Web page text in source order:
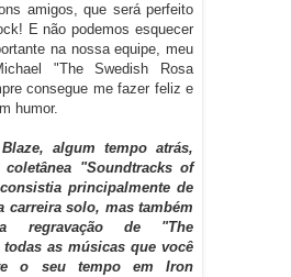
amigos, que será perfeito
E não podemos esquecer
na nossa equipe, meu
"The Swedish Rosa
consegue me fazer feliz e
humor.
algum tempo atrás,
"Soundtracks of
principalmente de
carreira solo, mas também
regravação de "The
todas as músicas que você
o seu tempo em Iron